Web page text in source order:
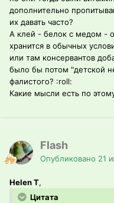
дополнительно
их давать часто?
А клей - белок с медом -
хранится в обычных
или там консервантов
было бы потом "детской
фалистого? :roll:
Какие мысли есть по
Flash
Опубликовано 21
Helen T,
Цитата